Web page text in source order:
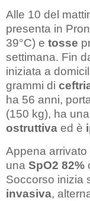
Alle 10 del
presenta in
39°C) e tosse
settimana. Fin
iniziata a
grammi di
ha 56 anni,
(150 kg), ha una
ostruttiva ed è
Appena
una SpO2 82%
Soccorso inizia
invasiva,